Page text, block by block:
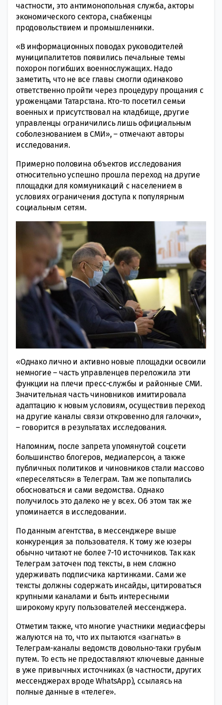
частности, это антимонопольная служба, акторы
экономического сектора, снабженцы
продовольствием и промышленники.
«В информационных поводах руководителей
муниципалитетов появились печальные темы
похорон погибших военнослужащих. Надо
заметить, что не все главы смогли одинаково
ответственно пройти через процедуру прощания с
уроженцами Татарстана. Кто-то посетил семьи
военных и присутствовал на кладбище, другие
управленцы ограничились лишь официальным
соболезнованием в СМИ», – отмечают авторы
исследования.
Примерно половина объектов исследования
относительно успешно прошла переход на другие
площадки для коммуникаций с населением в
условиях ограничения доступа к популярным
социальным сетям.
«Однако лично и активно новые площадки освоили
немногие – часть управленцев переложила эти
функции на плечи пресс-службы и районные СМИ.
Значительная часть чиновников имитировала
адаптацию к новым условиям, осуществив переход
на другие каналы связи откровенно для галочки»,
– говорится в результатах исследования.
Напомним, после запрета упомянутой соцсети
большинство блогеров, медиаперсон, а также
публичных политиков и чиновников стали массово
«переселяться» в Телеграм. Там же попытались
обосноваться и сами ведомства. Однако
получилось это далеко не у всех. Об этом так же
упоминается в исследовании.
По данным агентства, в мессенджере выше
конкуренция за пользователя. К тому же юзеры
обычно читают не более 7-10 источников. Так как
Телеграм заточен под тексты, в нем сложно
удерживать подписчика картинками. Сами же
тексты должны содержать инсайды, цитироваться
крупными каналами и быть интересными
широкому кругу пользователей мессенджера.
Отметим также, что многие участники медиасферы
жалуются на то, что их пытаются «загнать» в
Телеграм-каналы ведомств довольно-таки грубым
путем. То есть не предоставляют ключевые данные
в уже привычных источниках (в частности, других
мессенджерах вроде WhatsApp), ссылаясь на
полные данные в «телеге».